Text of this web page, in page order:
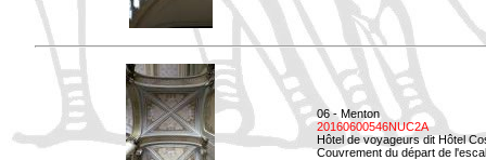
06 - Menton
20160600546NUC2A
Hôtel de voyageurs dit Hôtel
Couvrement du départ de